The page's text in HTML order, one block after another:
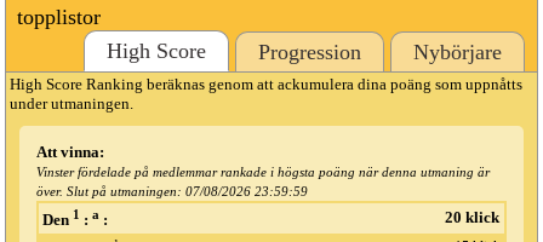
topplistor
High Score
Progression Nybörjare
High Score Ranking beräknas genom att ackumulera dina poäng som uppnåtts
under utmaningen.
Att vinna:
Vinster fördelade på medlemmar rankade i högsta poäng när denna utmaning är
över. Slut på utmaningen: 07/08/2026 23:59:59
Den 1 :a : 20 klick